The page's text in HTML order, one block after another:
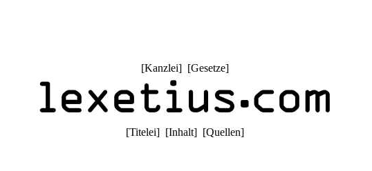
[Kanzlei] [Gesetze]
[Titelei] [Inhalt] [Quellen]